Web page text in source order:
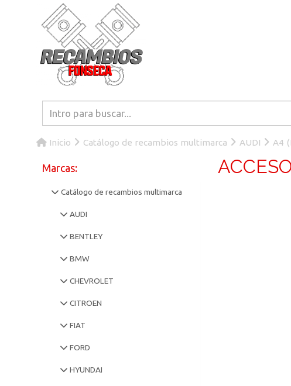
Inicio Catálogo de recambios multimarca AUDI A4
Marcas:
Catálogo de recambios multimarca
AUDI
BENTLEY
BMW
CHEVROLET
CITROEN
FIAT
FORD
HYUNDAI